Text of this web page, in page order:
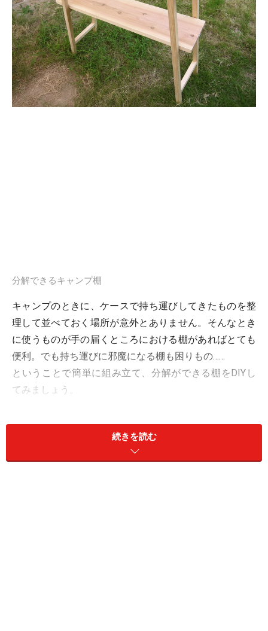
分解できるキャンプ棚
キャンプのときに、ケースで持ち運びしてきたものを整
理して並べておく場所が意外とありません。そんなとき
に使うものが手の届くところにおける棚があればとても
便利。でも持ち運びに邪魔になる棚も困りもの……
ということで簡単に組み立て、分解ができる棚をDIYし
てみましょう。
DIYでキャンプに使える棚の作り方1：材料
続きを読む